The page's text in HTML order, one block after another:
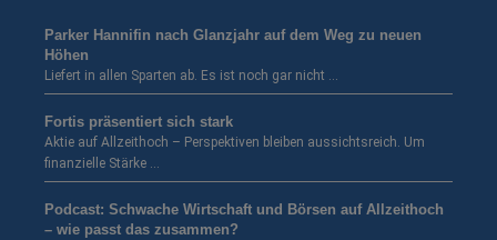
Parker Hannifin nach Glanzjahr auf dem Weg zu neuen
Höhen
Liefert in allen Sparten ab. Es ist noch gar nicht …
Fortis präsentiert sich stark
Aktie auf Allzeithoch – Perspektiven bleiben aussichtsreich. Um
finanzielle Stärke …
Podcast: Schwache Wirtschaft und Börsen auf Allzeithoch
– wie passt das zusammen?